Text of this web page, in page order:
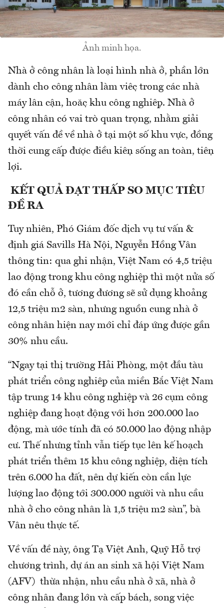
Ảnh minh họa.
Nhà ở công nhân là loại hình nhà ở, phần lớn
dành cho công nhân làm việc trong các nhà
máy lân cận, hoặc khu công nghiệp. Nhà ở
công nhân có vai trò quan trọng, nhằm giải
quyết vấn đề về nhà ở tại một số khu vực, đồng
thời cung cấp được điều kiện sống an toàn, tiện
lợi.
KẾT QUẢ ĐẠT THẤP SO MỤC TIÊU
ĐỀ RA
Tuy nhiên, Phó Giám đốc dịch vụ tư vấn &
định giá Savills Hà Nội, Nguyễn Hồng Vân
thông tin: qua ghi nhận, Việt Nam có 4,5 triệu
lao động trong khu công nghiệp thì một nửa số
đó cần chỗ ở, tương đương sẽ sử dụng khoảng
12,5 triệu m2 sàn, nhưng nguồn cung nhà ở
công nhân hiện nay mới chỉ đáp ứng được gần
30% nhu cầu.
“Ngay tại thị trường Hải Phòng, một đầu tàu
phát triển công nghiệp của miền Bắc Việt Nam
tập trung 14 khu công nghiệp và 26 cụm công
nghiệp đang hoạt động với hơn 200.000 lao
động, mà ước tính đã có 50.000 lao động nhập
cư. Thế nhưng tỉnh vẫn tiếp tục lên kế hoạch
phát triển thêm 15 khu công nghiệp, diện tích
trên 6.000 ha đất, nên dự kiến còn cần lực
lượng lao động tới 300.000 người và nhu cầu
nhà ở cho công nhân là 1,5 triệu m2 sàn”, bà
Vân nêu thực tế.
Về vấn đề này, ông Tạ Việt Anh, Quỹ Hỗ trợ
chương trình, dự án an sinh xã hội Việt Nam
(AFV) thừa nhận, nhu cầu nhà ở xã, nhà ở
công nhân đang lớn và cấp bách, song việc